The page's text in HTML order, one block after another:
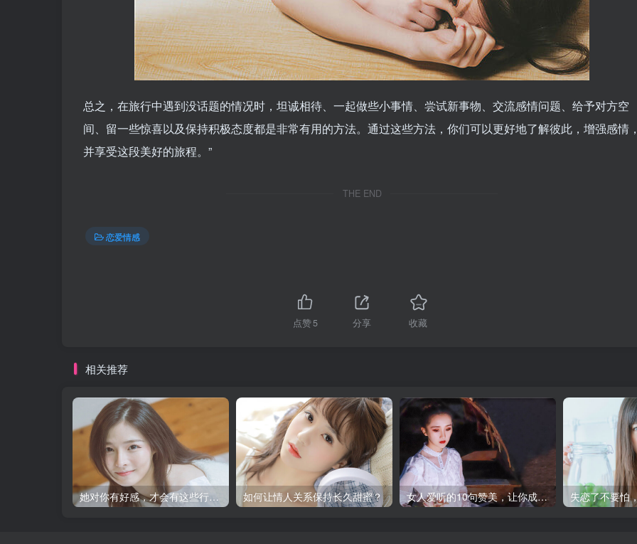
总之，在旅行中遇到没话题的情况时，坦诚相待、一起做些小事情、尝试新事物、交流感情问题、给予对方空
间、留一些惊喜以及保持积极态度都是非常有用的方法。通过这些方法，你们可以更好地了解彼此，增强感情，
并享受这段美好的旅程。”
THE END
恋爱情感
点赞5 分享 收藏
相关推荐
她对你有好感，才会有这些行为！ 如何让情人关系保持长久甜蜜？ 女人爱听的10句赞美，让你成为她的男神